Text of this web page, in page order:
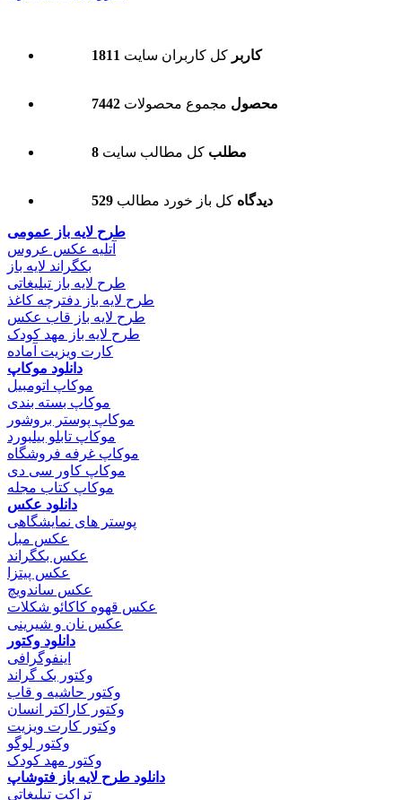
1811 کاربر کل کاربران سایت
7442 محصول مجموع محصولات
8 مطلب کل مطالب سایت
529 دیدگاه کل باز خورد مطالب
طرح لایه باز عمومی
آتلیه عکس عروس
بکگراند لایه باز
طرح لایه باز تبلیغاتی
طرح لایه باز دفترچه کاغذ
طرح لایه باز قاب عکس
طرح لایه باز مهد کودک
کارت ویزیت آماده
دانلود موکاپ
موکاپ اتومبیل
موکاپ بسته بندی
موکاپ پوستر بروشور
موکاپ تابلو بیلبورد
موکاپ غرفه فروشگاه
موکاپ کاور سی دی
موکاپ کتاب مجله
دانلود عکس
پوستر های نمایشگاهی
عکس مبل
عکس بکگراند
عکس پیتزا
عکس ساندویچ
عکس قهوه کاکائو شکلات
عکس نان و شیرینی
دانلود وکتور
اینفوگرافی
وکتور بک گراند
وکتور حاشیه و قاب
وکتور کاراکتر انسان
وکتور کارت ویزیت
وکتور لوگو
وکتور مهد کودک
دانلود طرح لایه باز فتوشاپ
تراکت تبلیغاتی